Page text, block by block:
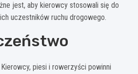
jest, aby kierowcy stosowali się do
uczestników ruchu drogowego.
piesi i rowerzyści powinni